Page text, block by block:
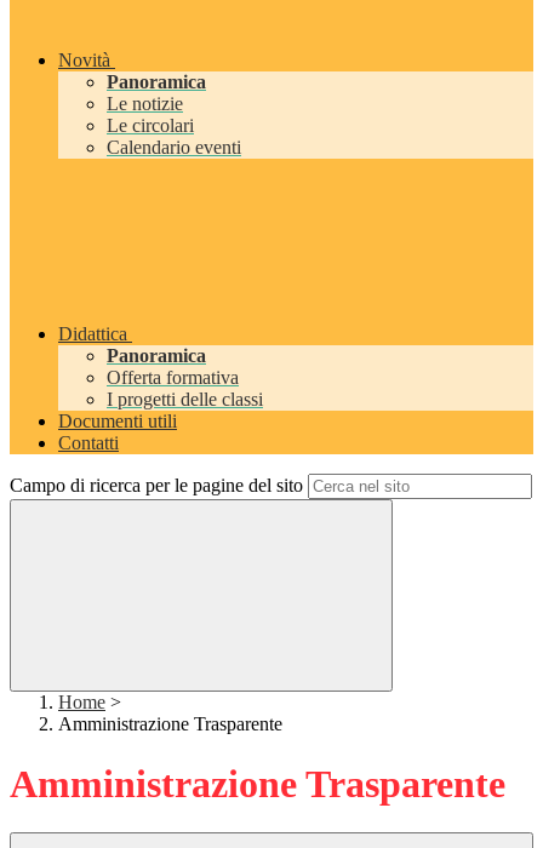
Novità
Panoramica
Le notizie
Le circolari
Calendario eventi
Didattica
Panoramica
Offerta formativa
I progetti delle classi
Documenti utili
Contatti
Campo di ricerca per le pagine del sito
Home >
Amministrazione Trasparente
Amministrazione Trasparente